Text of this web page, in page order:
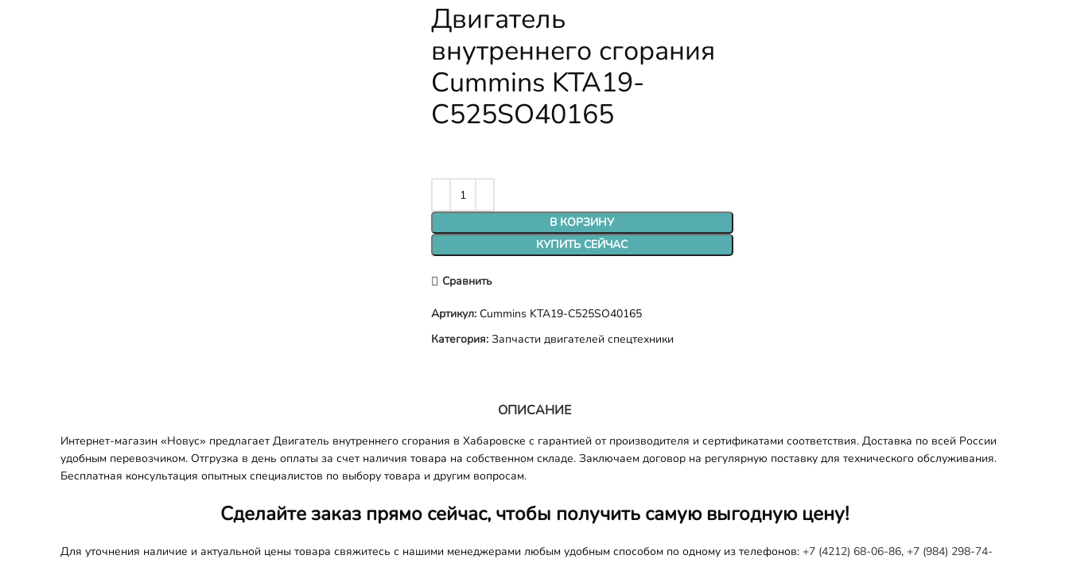
Двигатель
внутреннего сгорания
Cummins KTA19-
C525SO40165
В КОРЗИНУ
КУПИТЬ СЕЙЧАС
Сравнить
Артикул:Cummins KTA19-C525SO40165
Категория: Запчасти двигателей спецтехники
ОПИСАНИЕ
Интернет-магазин «Новус» предлагает Двигатель внутреннего сгорания в Хабаровске с гарантией от производителя и сертификатами соответствия. Доставка по всей России
удобным перевозчиком. Отгрузка в день оплаты за счет наличия товара на собственном складе. Заключаем договор на регулярную поставку для технического обслуживания.
Бесплатная консультация опытных специалистов по выбору товара и другим вопросам.
Сделайте заказ прямо сейчас, чтобы получить самую выгодную цену!
Для уточнения наличие и актуальной цены товара свяжитесь с нашими менеджерами любым удобным способом по одному из телефонов: +7 (4212) 68-06-86, +7 (984) 298-74-